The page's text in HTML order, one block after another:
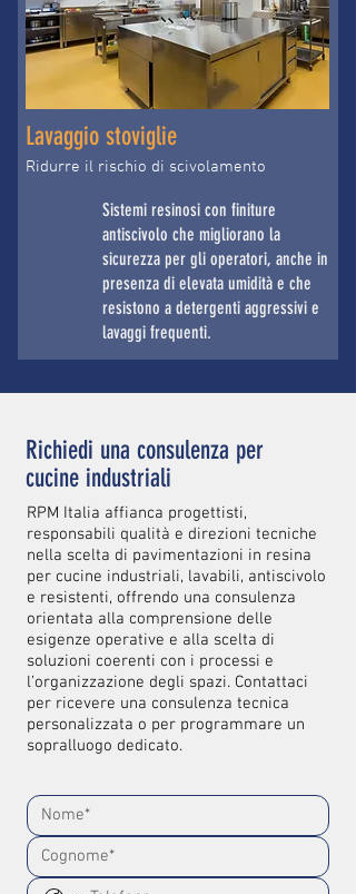
Lavaggio stoviglie
Ridurre il rischio di scivolamento
Sistemi resinosi con finiture
antiscivolo che migliorano la
sicurezza per gli operatori, anche in
presenza di elevata umidità e che
resistono a detergenti aggressivi e
lavaggi frequenti.
Richiedi una consulenza per
cucine industriali
RPM Italia affianca progettisti,
responsabili qualità e direzioni tecniche
nella scelta di pavimentazioni in resina
per cucine industriali, lavabili, antiscivolo
e resistenti, offrendo una consulenza
orientata alla comprensione delle
esigenze operative e alla scelta di
soluzioni coerenti con i processi e
l’organizzazione degli spazi. Contattaci
per ricevere una consulenza tecnica
personalizzata o per programmare un
sopralluogo dedicato.